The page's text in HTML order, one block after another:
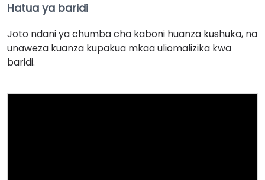
Hatua ya baridi
Joto ndani ya chumba cha kaboni huanza kushuka, na
unaweza kuanza kupakua mkaa uliomalizika kwa
baridi.